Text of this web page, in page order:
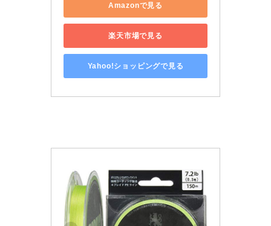
Amazonで見る
楽天市場で見る
Yahoo!ショッピングで見る